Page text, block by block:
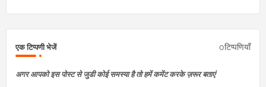
एक टिप्पणी भेजें 0टिप्पणियाँ
अगर आपको इस पोस्ट से जुडी कोई समस्या है तो हमें कमेंट करके ज़रूर बताएं